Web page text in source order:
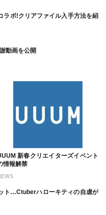
ラボ!クリアファイル入手方法を紹
動画を公開
新春クリエイターズイベント
情報解禁
ト…Ctuberハローキティの自虐が